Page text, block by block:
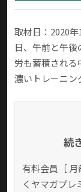
取材日：2020
日、午前と午
労も蓄積される
濃いトレーニン
続
有料会員［
く ヤマガプレ